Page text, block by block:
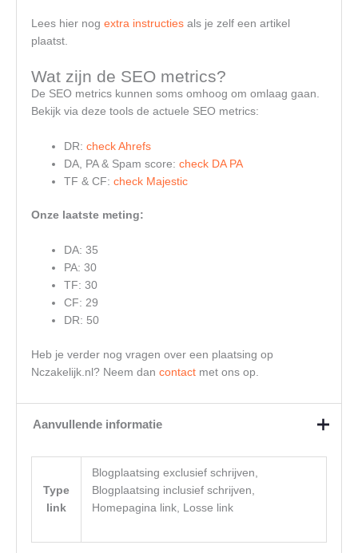
Lees hier nog extra instructiesals je zelf een artikel
plaatst.
Wat zijn de SEO metrics?
De SEO metrics kunnen soms omhoog om omlaag gaan.
Bekijk via deze tools de actuele SEO metrics:
DR: check Ahrefs
DA, PA & Spam score: check DA PA
TF & CF: check Majestic
Onze laatste meting:
DA: 35
PA: 30
TF: 30
CF: 29
DR: 50
Heb je verder nog vragen over een plaatsing op
Nczakelijk.nl? Neem dan contactmet ons op.
Aanvullende informatie
Type
link
Blogplaatsing exclusief schrijven,
Blogplaatsing inclusief schrijven,
Homepagina link, Losse link